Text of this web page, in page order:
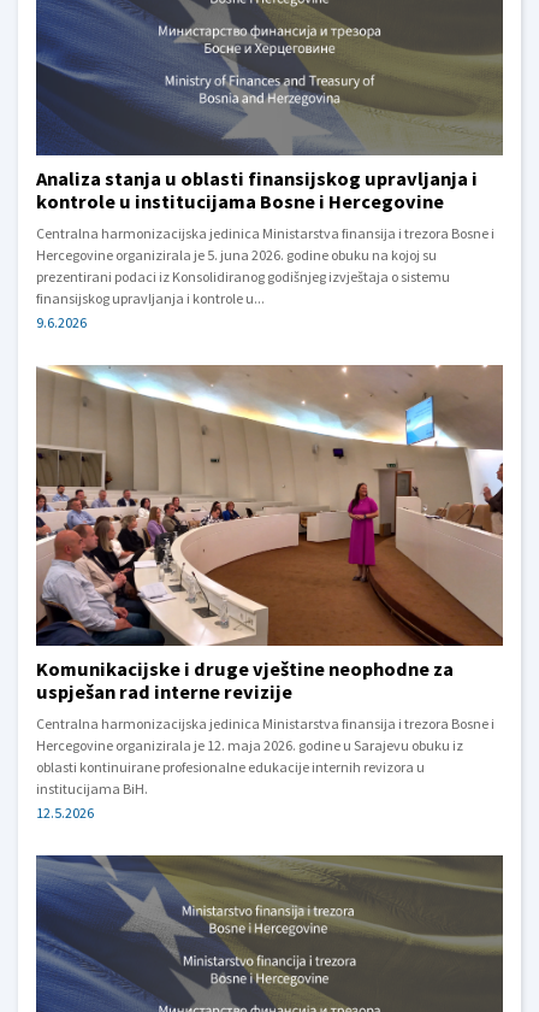
Analiza stanja u oblasti finansijskog upravljanja i
kontrole u institucijama Bosne i Hercegovine
Centralna harmonizacijska jedinica Ministarstva finansija i trezora Bosne i
Hercegovine organizirala je 5. juna 2026. godine obuku na kojoj su
prezentirani podaci iz Konsolidiranog godišnjeg izvještaja o sistemu
finansijskog upravljanja i kontrole u...
9.6.2026
Komunikacijske i druge vještine neophodne za
uspješan rad interne revizije
Centralna harmonizacijska jedinica Ministarstva finansija i trezora Bosne i
Hercegovine organizirala je 12. maja 2026. godine u Sarajevu obuku iz
oblasti kontinuirane profesionalne edukacije internih revizora u
institucijama BiH.
12.5.2026